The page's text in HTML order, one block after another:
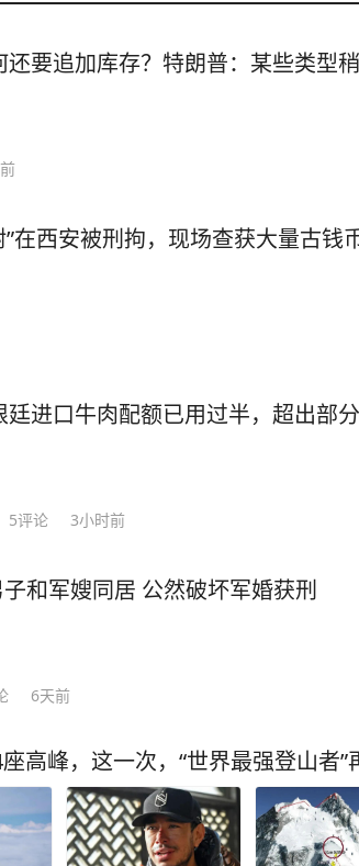
还要追加库存？特朗普：某些类型
”在西安被刑拘，现场查获大量古钱
廷进口牛肉配额已用过半，超出部
5评论 3小时前
子和军嫂同居 公然破坏军婚获刑
6天前
高峰，这一次，“世界最强登山者”